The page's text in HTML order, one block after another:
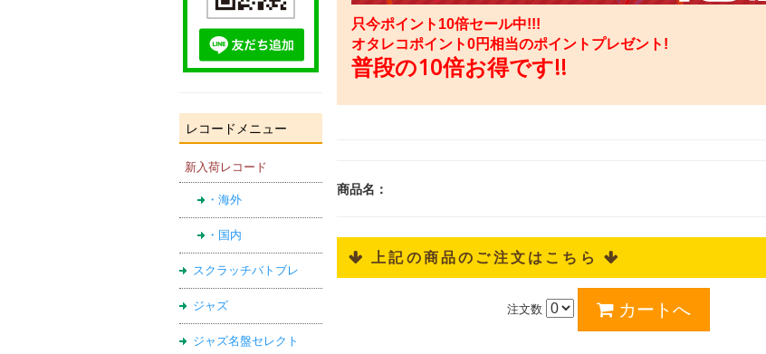
レコードメニュー
新入荷レコード
・海外
・国内
スクラッチバトブレ
ジャズ
ジャズ名盤セレクト
只今ポイント10倍セール中!!!
オタレコポイント0円相当のポイントプレゼント!
普段の10倍お得です!!
商品名：
 上記の商品のご注文はこちら 
注文数